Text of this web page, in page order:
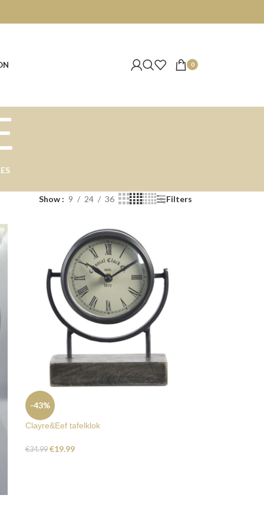
0
Show 9 24 36 Filters
-43%
Clayre&Eef tafelklok
€34.99 €19.99